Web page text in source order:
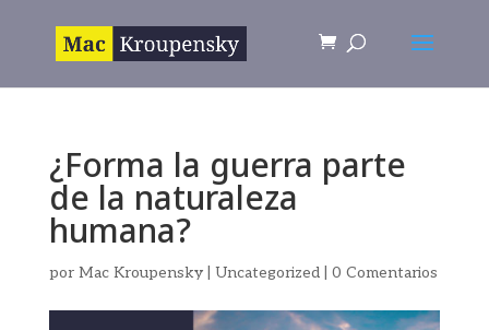
¿Forma la guerra parte
de la naturaleza
humana?
por Mac Kroupensky| Uncategorized| 0 Comentarios